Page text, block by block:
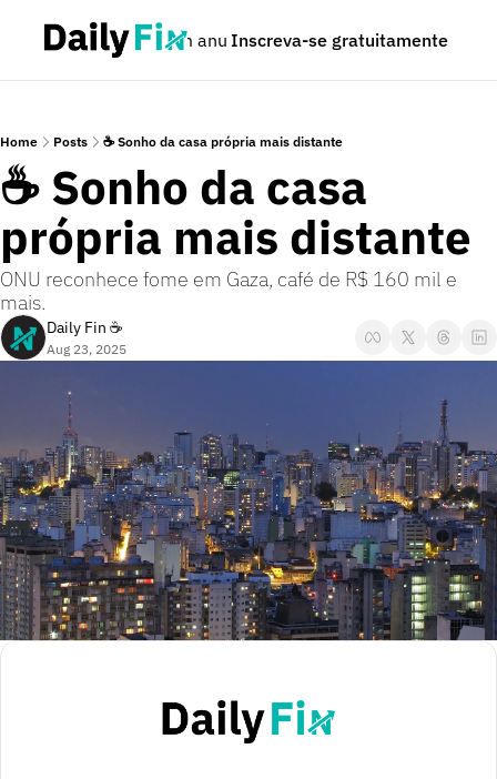
Podcast Seja um anunciante Dúvidas
Inscreva-se gratuitamente
Home Posts ☕ Sonho da casa própria mais distante
☕ Sonho da casa
própria mais distante
ONU reconhece fome em Gaza, café de R$ 160 mil e
mais.
Daily Fin ☕
Aug 23, 2025